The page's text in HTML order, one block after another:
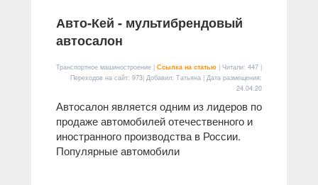
Авто-Кей - мультибрендовый
автосалон
Транспортное машиностроение | Ссылка на статью | Читали: 447 |
Переходов на сайт: 973| Добавил: Татьяна | Дата размещения:
24.04.20
Автосалон является одним из лидеров по
продаже автомобилей отечественного и
иностранного производства в России.
Популярные автомобили